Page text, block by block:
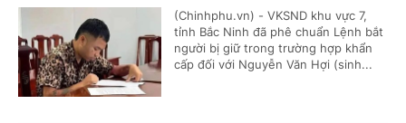
(Chinhphu.vn) - VKSND khu vực 7,
tỉnh Bắc Ninh đã phê chuẩn Lệnh bắt
người bị giữ trong trường hợp khẩn
cấp đối với Nguyễn Văn Hợi (sinh...